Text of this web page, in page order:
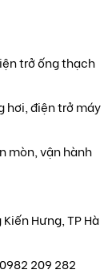
trở ống thạch
hơi, điện trở máy
mòn, vận hành
Hưng, TP Hà
209 282